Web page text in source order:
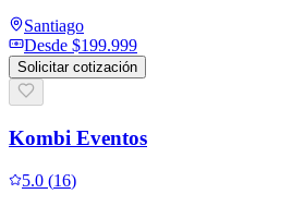
Santiago
Desde $199.999
Solicitar cotización
Kombi Eventos
5.0 (16)